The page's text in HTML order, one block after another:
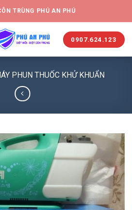
TRÙNG PHÚ AN PHÚ
0907.624.123
PHUN THUỐC KHỬ KHUẨN